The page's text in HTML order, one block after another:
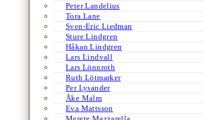
Peter Landelius
Tora Lane
Sven-Eric Liedman
Sture Lindgren
Håkan Lindgren
Lars Lindvall
Lars Lönnroth
Ruth Lötmarker
Per Lysander
Åke Malm
Eva Mattsson